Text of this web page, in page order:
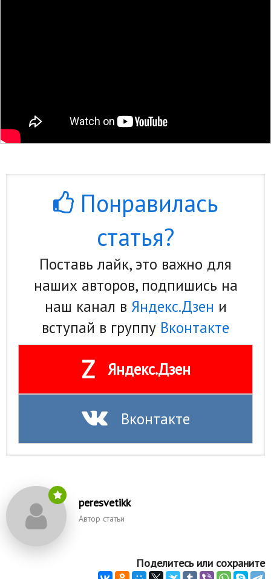
Понравилась
статья?
Поставь лайк, это важно для
наших авторов, подпишись на
наш канал в Яндекс.Дзен и
вступай в группу Вконтакте
Z Яндекс.Дзен
Вконтакте
peresvetikk
Автор статьи
Поделитесь или сохраните